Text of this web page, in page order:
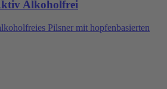
Alkoholfrei
Pilsner mit hopfenbasierten